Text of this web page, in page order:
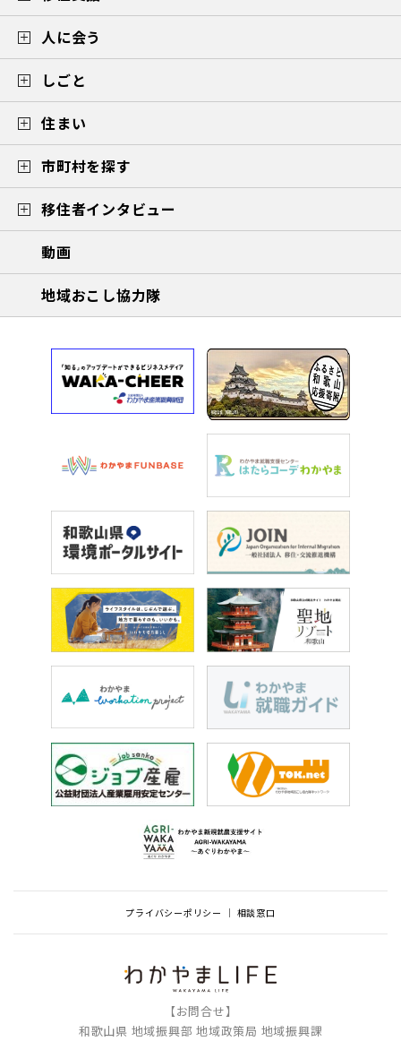
人に会う
しごと
住まい
市町村を探す
移住者インタビュー
動画
地域おこし協力隊
プライバシーポリシー 相談窓口
【お問合せ】
和歌山県 地域振興部 地域政策局 地域振興課